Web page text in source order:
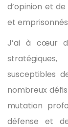
d’opinion et
et
J’ai à cœur
susceptibles
nombreux
mutation
défense et